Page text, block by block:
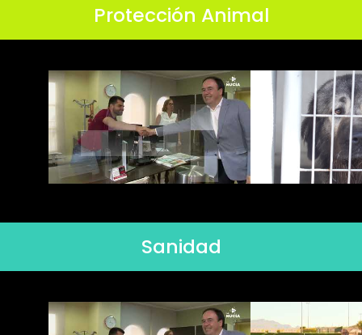
Protección Animal
Sanidad